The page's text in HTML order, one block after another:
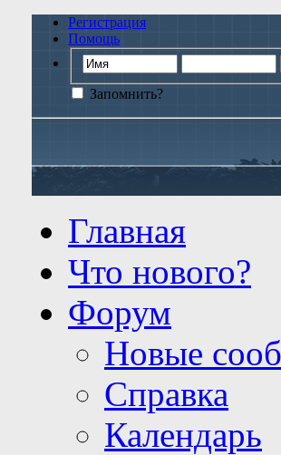
Регистрация
Помощь
Запомнить?
Главная
Что нового?
Форум
Новые
Справка
Календарь